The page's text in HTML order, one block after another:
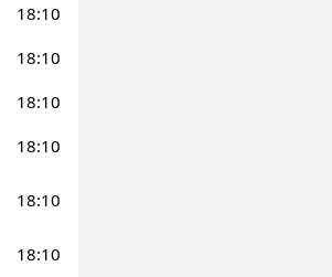
18:10
18:10
18:10
18:10
18:10
18:10